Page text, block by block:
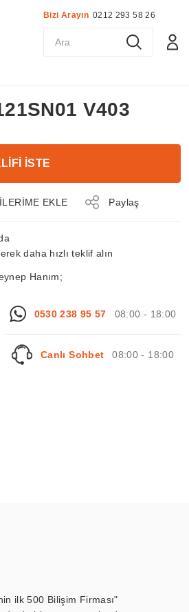
Bizi Arayın 0212 293 58 26
V403
İSTE
Paylaş
daha hızlı teklif alın
Hanım;
0530 238 95 57 08:00 - 18:00
Canlı Sohbet 08:00 - 18:00
ilk 500 Bilişim Firması"